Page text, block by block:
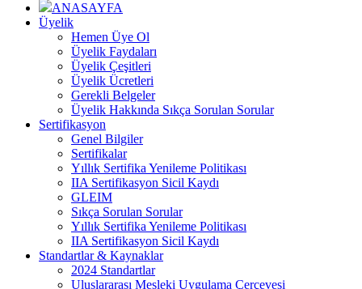
ANASAYFA
Üyelik
Hemen Üye Ol
Üyelik Faydaları
Üyelik Çeşitleri
Üyelik Ücretleri
Gerekli Belgeler
Üyelik Hakkında Sıkça Sorulan Sorular
Sertifikasyon
Genel Bilgiler
Sertifikalar
Yıllık Sertifika Yenileme Politikası
IIA Sertifikasyon Sicil Kaydı
GLEIM
Sıkça Sorulan Sorular
Yıllık Sertifika Yenileme Politikası
IIA Sertifikasyon Sicil Kaydı
Standartlar & Kaynaklar
2024 Standartlar
Uluslararası Mesleki Uygulama Çerçevesi